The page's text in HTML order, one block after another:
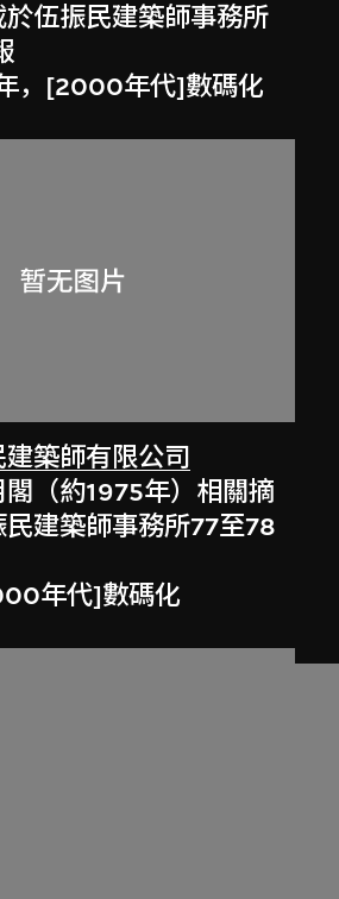
伍振民建築師事務所
，[2000年代]數碼化
築師有限公司
（約1975年）相關摘
建築師事務所77至78
年代]數碼化